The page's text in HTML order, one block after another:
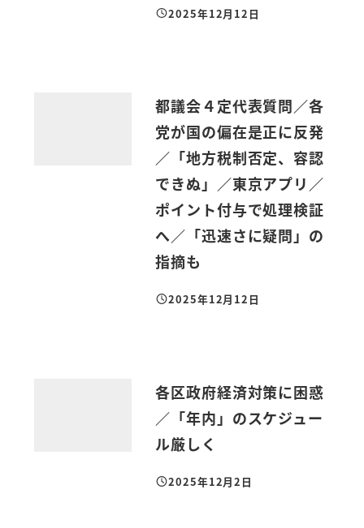
投稿日
2025年12月12日
都議会４定代表質問／各
党が国の偏在是正に反発
／「地方税制否定、容認
できぬ」／東京アプリ／
ポイント付与で処理検証
へ／「迅速さに疑問」の
指摘も
投稿日
2025年12月12日
各区政府経済対策に困惑
／「年内」のスケジュー
ル厳しく
投稿日
2025年12月2日